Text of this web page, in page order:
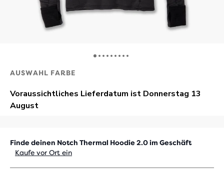
AUSWAHL FARBE
Finde deinen Notch Thermal Hoodie 2.0 im Geschäft
Kaufe vor Ort ein